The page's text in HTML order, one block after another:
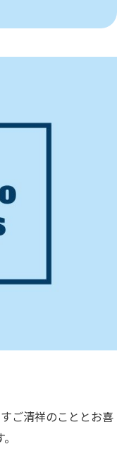
ご清祥のこととお喜